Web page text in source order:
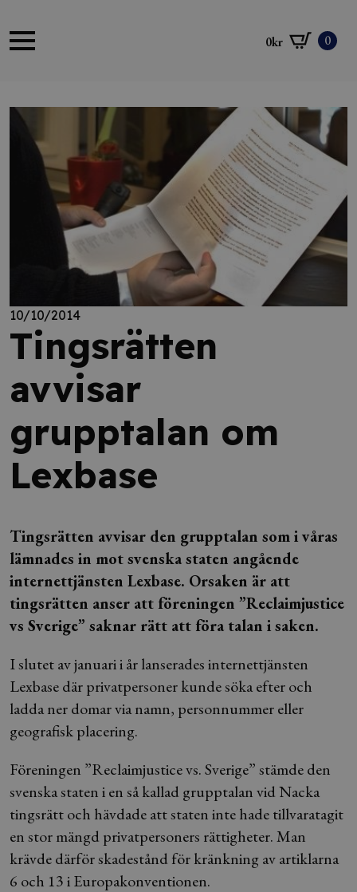
0kr 0
10/10/2014
Tingsrätten
avvisar
grupptalan om
Lexbase
Tingsrätten avvisar den grupptalan som i våras
lämnades in mot svenska staten angående
internettjänsten Lexbase. Orsaken är att
tingsrätten anser att föreningen ”Reclaimjustice
vs Sverige” saknar rätt att föra talan i saken.
I slutet av januari i år lanserades internettjänsten
Lexbase där privatpersoner kunde söka efter och
ladda ner domar via namn, personnummer eller
geografisk placering.
Föreningen ”Reclaimjustice vs. Sverige” stämde den
svenska staten i en så kallad grupptalan vid Nacka
tingsrätt och hävdade att staten inte hade tillvaratagit
en stor mängd privatpersoners rättigheter. Man
krävde därför skadestånd för kränkning av artiklarna
6 och 13 i Europakonventionen.